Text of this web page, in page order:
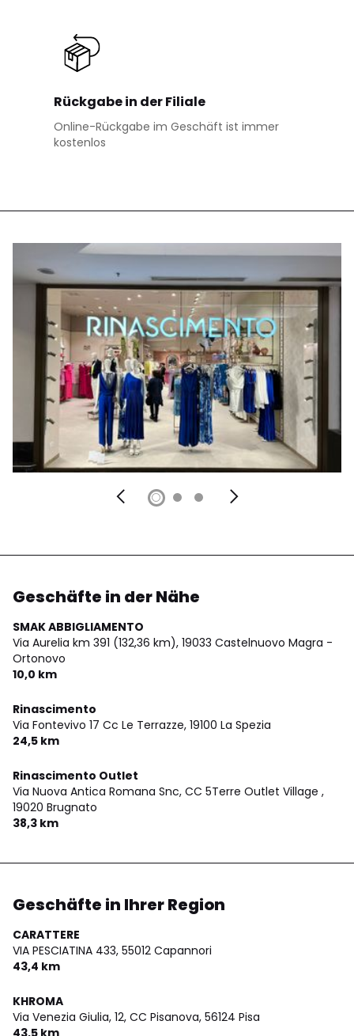
Rückgabe in der Filiale
Online-Rückgabe im Geschäft ist immer
kostenlos
Geschäfte in der Nähe
SMAK ABBIGLIAMENTO
Via Aurelia km 391 (132,36 km), 19033 Castelnuovo Magra -
Ortonovo
10,0 km
Rinascimento
Via Fontevivo 17 Cc Le Terrazze, 19100 La Spezia
24,5 km
Rinascimento Outlet
Via Nuova Antica Romana Snc, CC 5Terre Outlet Village ,
19020 Brugnato
38,3 km
Geschäfte in Ihrer Region
CARATTERE
VIA PESCIATINA 433, 55012 Capannori
43,4 km
KHROMA
Via Venezia Giulia, 12, CC Pisanova, 56124 Pisa
43,5 km